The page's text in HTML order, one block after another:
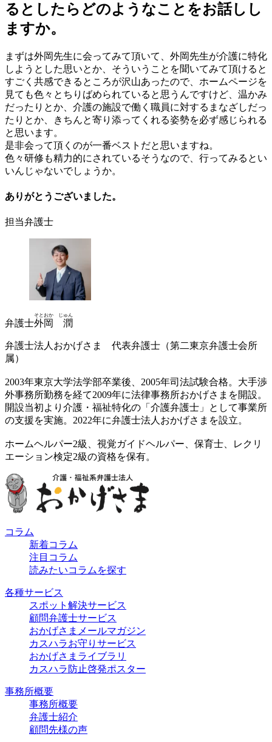
るとしたらどのようなことをお話しし
ますか。
まずは外岡先生に会ってみて頂いて、外岡先生が介護に特化
しようとした思いとか、そういうことを聞いてみて頂けると
すごく共感できるところが沢山あったので、ホームページを
見ても色々とちりばめられていると思うんですけど、温かみ
だったりとか、介護の施設で働く職員に対するまなざしだっ
たりとか、きちんと寄り添ってくれる姿勢を必ず感じられる
と思います。
是非会って頂くのが一番ベストだと思いますね。
色々研修も精力的にされているそうなので、行ってみるとい
いんじゃないでしょうか。
ありがとうございました。
担当弁護士
弁護士外岡 潤
そとおか じゅん
弁護士法人おかげさま 代表弁護士（第二東京弁護士会所
属）
2003年東京大学法学部卒業後、2005年司法試験合格。大手渉
外事務所勤務を経て2009年に法律事務所おかげさまを開設。
開設当初より介護・福祉特化の「介護弁護士」として事業所
の支援を実施。2022年に弁護士法人おかげさまを設立。
ホームヘルパー2級、視覚ガイドヘルパー、保育士、レクリ
エーション検定2級の資格を保有。
コラム
新着コラム
注目コラム
読みたいコラムを探す
各種サービス
スポット解決サービス
顧問弁護士サービス
おかげさまメールマガジン
カスハラお守りサービス
おかげさまライブラリ
カスハラ防止啓発ポスター
事務所概要
事務所概要
弁護士紹介
顧問先様の声